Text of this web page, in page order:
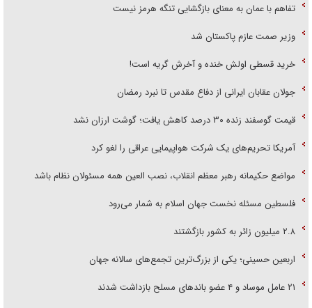
تفاهم با عمان به معنای بازگشایی تنگه هرمز نیست
وزیر صمت عازم پاکستان شد
خرید قسطی اولش خنده و آخرش گریه است!
جولان عقابان ایرانی از دفاع مقدس تا نبرد رمضان
قیمت گوسفند زنده ۳۰ درصد کاهش یافت؛ گوشت ارزان نشد
آمریکا تحریم‌های یک شرکت هواپیمایی عراقی را لغو کرد
مواضع حکیمانه رهبر معظم انقلاب، نصب العین همه مسئولان نظام باشد
فلسطین مسئله نخست جهان اسلام به شمار می‌رود
۲.۸ میلیون زائر به کشور بازگشتند
اربعین حسینی؛ یکی از بزرگ‌ترین تجمع‌های سالانه جهان
۲۱ عامل موساد و ۴ عضو باند‌های مسلح بازداشت شدند